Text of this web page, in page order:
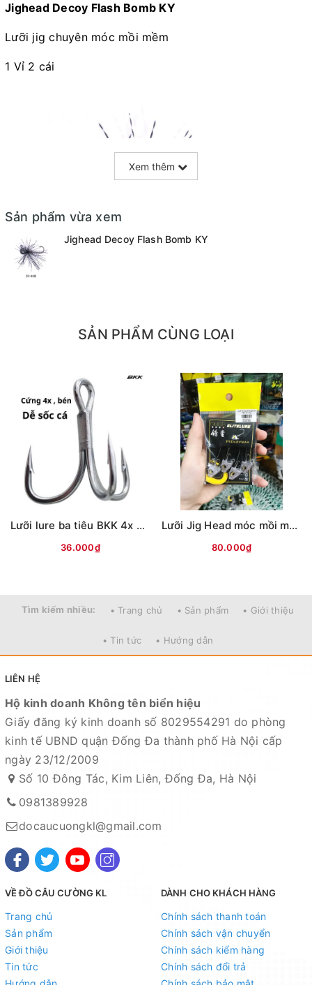
Jighead Decoy Flash Bomb KY
Lưỡi jig chuyên móc mồi mềm
1 Vỉ 2 cái
Xem thêm
Sản phẩm vừa xem
Jighead Decoy Flash Bomb KY
SẢN PHẨM CÙNG LOẠI
Lưỡi lure ba tiêu BKK 4x Trắng
36.000₫
Lưỡi Jig Head móc mồi mềm Frenzyman
80.000₫
Tìm kiếm nhiều: • Trang chủ • Sản phẩm • Giới thiệu
• Tin tức • Hướng dẫn
LIÊN HỆ
Hộ kinh doanh Không tên biển hiệu
Giấy đăng ký kinh doanh số 8029554291 do phòng
kinh tế UBND quận Đống Đa thành phố Hà Nội cấp
ngày 23/12/2009
Số 10 Đông Tác, Kim Liên, Đống Đa, Hà Nội
0981389928
docaucuongkl@gmail.com
VỀ ĐỒ CÂU CƯỜNG KL
Trang chủ
Sản phẩm
Giới thiệu
Tin tức
DÀNH CHO KHÁCH HÀNG
Chính sách thanh toán
Chính sách vận chuyển
Chính sách kiểm hàng
Chính sách đổi trả